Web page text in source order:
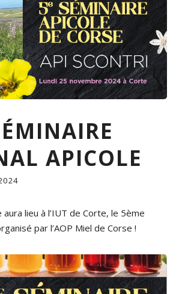
APICOLE
lieu à l’IUT de Corte, le 5ème
par l’AOP Miel de Corse !